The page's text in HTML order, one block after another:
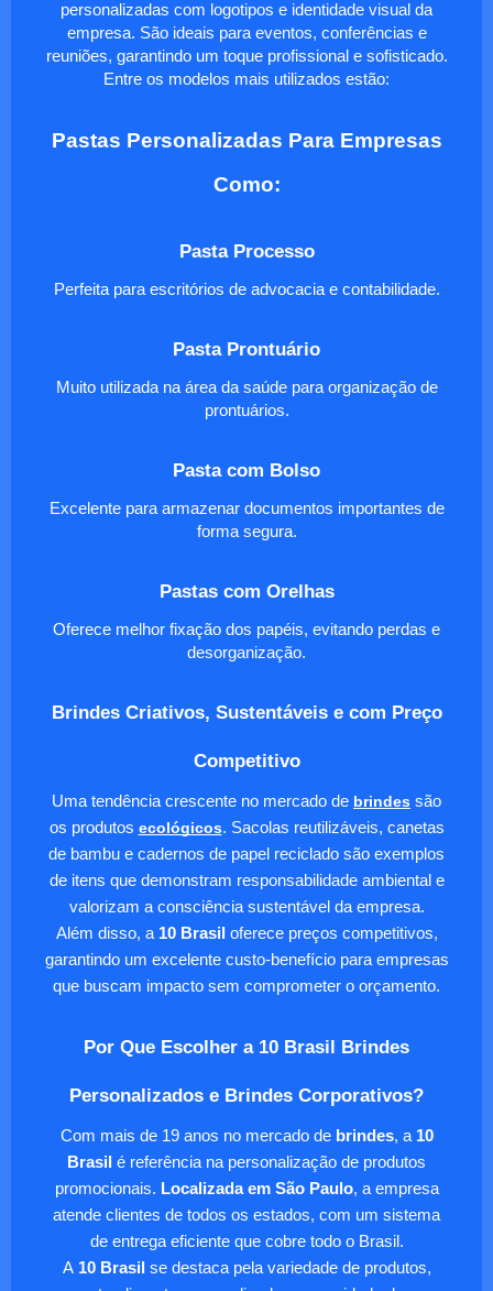
personalizadas com logotipos e identidade visual da
empresa. São ideais para eventos, conferências e
reuniões, garantindo um toque profissional e sofisticado.
Entre os modelos mais utilizados estão:
Pastas Personalizadas Para Empresas
Como:
Pasta Processo
Perfeita para escritórios de advocacia e contabilidade.
Pasta Prontuário
Muito utilizada na área da saúde para organização de
prontuários.
Pasta com Bolso
Excelente para armazenar documentos importantes de
forma segura.
Pastas com Orelhas
Oferece melhor fixação dos papéis, evitando perdas e
desorganização.
Brindes Criativos, Sustentáveis e com Preço
Competitivo
Uma tendência crescente no mercado de brindes são
os produtos ecológicos. Sacolas reutilizáveis, canetas
de bambu e cadernos de papel reciclado são exemplos
de itens que demonstram responsabilidade ambiental e
valorizam a consciência sustentável da empresa.
Além disso, a 10 Brasiloferece preços competitivos,
garantindo um excelente custo-benefício para empresas
que buscam impacto sem comprometer o orçamento.
Por Que Escolher a 10 Brasil Brindes
Personalizados e Brindes Corporativos?
Com mais de 19 anos no mercado de brindes, a 10
Brasil é referência na personalização de produtos
promocionais. Localizada em São Paulo, a empresa
atende clientes de todos os estados, com um sistema
de entrega eficiente que cobre todo o Brasil.
A10 Brasilse destaca pela variedade de produtos,